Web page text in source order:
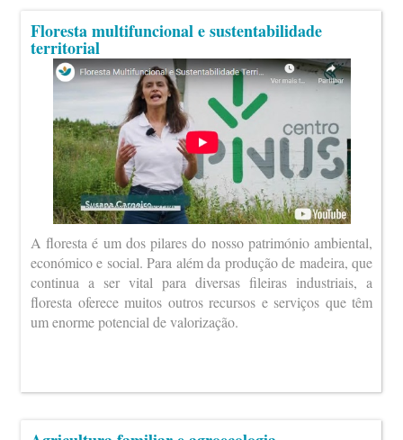
Floresta multifuncional e sustentabilidade
territorial
A floresta é um dos pilares do nosso património ambiental,
económico e social. Para além da produção de madeira, que
continua a ser vital para diversas fileiras industriais, a
floresta oferece muitos outros recursos e serviços que têm
um enorme potencial de valorização.